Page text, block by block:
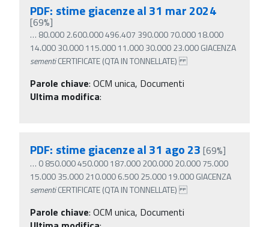
PDF: stime giacenze al 31 mar 2024
[69%]
… 80.000 2.600.000 496.407 390.000 70.000 18.000
14.000 30.000 115.000 11.000 30.000 23.000 GIACENZA
sementiCERTIFICATE (QTA IN TONNELLATE)
Parole chiave: OCM unica, Documenti
Ultima modifica:
PDF: stime giacenze al 31 ago 23 [69%]
… 0 850.000 450.000 187.000 200.000 20.000 75.000
15.000 35.000 210.000 6.500 25.000 19.000 GIACENZA
sementiCERTIFICATE (QTA IN TONNELLATE)
Parole chiave: OCM unica, Documenti